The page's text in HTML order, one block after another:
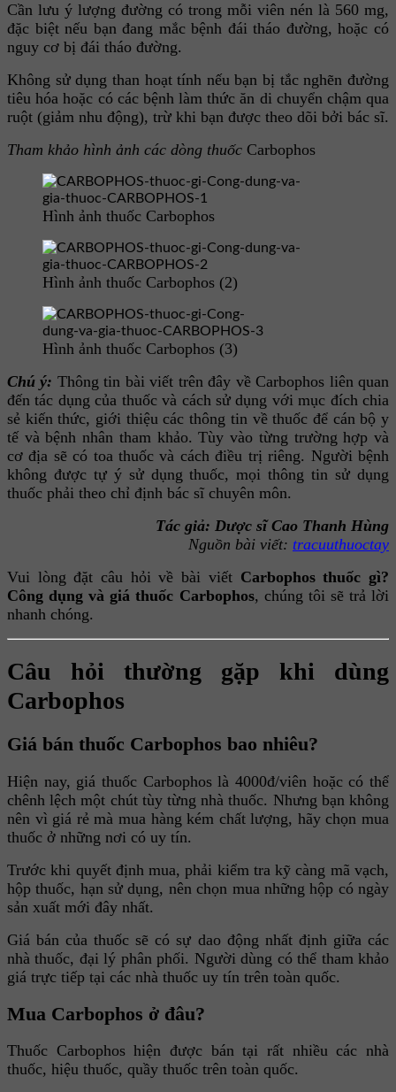
Cần lưu ý lượng đường có trong mỗi viên nén là 560 mg,
đặc biệt nếu bạn đang mắc bệnh đái tháo đường, hoặc có
nguy cơ bị đái tháo đường.
Không sử dụng than hoạt tính nếu bạn bị tắc nghẽn đường
tiêu hóa hoặc có các bệnh làm thức ăn di chuyển chậm qua
ruột (giảm nhu động), trừ khi bạn được theo dõi bởi bác sĩ.
Tham khảo hình ảnh các dòng thuốc Carbophos
Hình ảnh thuốc Carbophos
Hình ảnh thuốc Carbophos (2)
Hình ảnh thuốc Carbophos (3)
Chú ý: Thông tin bài viết trên đây về Carbophos liên quan
đến tác dụng của thuốc và cách sử dụng với mục đích chia
sẻ kiến thức, giới thiệu các thông tin về thuốc để cán bộ y
tế và bệnh nhân tham khảo.Tùy vào từng trường hợp và
cơ địa sẽ có toa thuốc và cách điều trị riêng. Người bệnh
không được tự ý sử dụng thuốc, mọi thông tin sử dụng
thuốc phải theo chỉ định bác sĩ chuyên môn.
Tác giả: Dược sĩ Cao Thanh Hùng
Nguồn bài viết: tracuuthuoctay
Vui lòng đặt câu hỏi về bài viết Carbophos thuốc gì?
Công dụng và giá thuốc Carbophos, chúng tôi sẽ trả lời
nhanh chóng.
Câu hỏi thường gặp khi dùng
Carbophos
Giá bán thuốc Carbophos bao nhiêu?
Hiện nay, giá thuốc Carbophos là 4000đ/viên hoặc có thể
chênh lệch một chút tùy từng nhà thuốc. Nhưng bạn không
nên vì giá rẻ mà mua hàng kém chất lượng, hãy chọn mua
thuốc ở những nơi có uy tín.
Trước khi quyết định mua, phải kiểm tra kỹ càng mã vạch,
hộp thuốc, hạn sử dụng, nên chọn mua những hộp có ngày
sản xuất mới đây nhất.
Giá bán của thuốc sẽ có sự dao động nhất định giữa các
nhà thuốc, đại lý phân phối. Người dùng có thể tham khảo
giá trực tiếp tại các nhà thuốc uy tín trên toàn quốc.
Mua Carbophos ở đâu?
Thuốc Carbophos hiện được bán tại rất nhiều các nhà
thuốc, hiệu thuốc, quầy thuốc trên toàn quốc.